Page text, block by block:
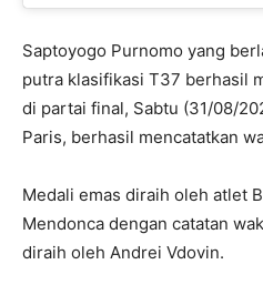
Saptoyogo Purnomo yang
putra klasifikasi T37 berhasil
di partai final, Sabtu (31/08/
Paris, berhasil mencatatkan
Medali emas diraih oleh atlet
Mendonca dengan catatan
diraih oleh Andrei Vdovin.